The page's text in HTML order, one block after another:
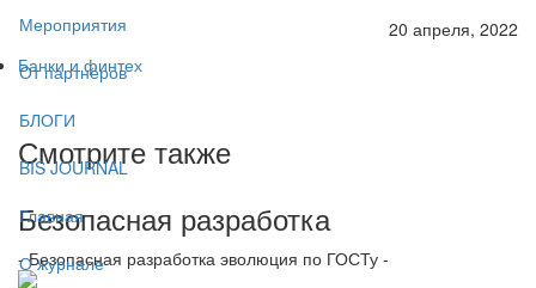
Мероприятия
От партнёров
БЛОГИ
BIS JOURNAL
Главная
О журнале
20 апреля, 2022
Банки и финтех
Смотрите также
Безопасная разработка
- Безопасная разработка эволюция по ГОСТу -